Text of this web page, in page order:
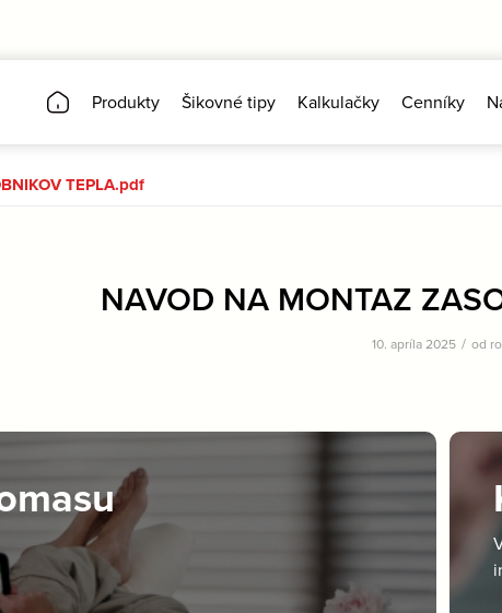
Produkty Šikovné tipy Kalkulačky Cenníky
TEPLA.pdf
NAVOD NA MONTAZ
10. apríla 2025 / od